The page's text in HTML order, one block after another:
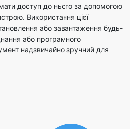
доступ до нього за допомогою
Використання цієї
або завантаження будь-
або програмного
надзвичайно зручний для